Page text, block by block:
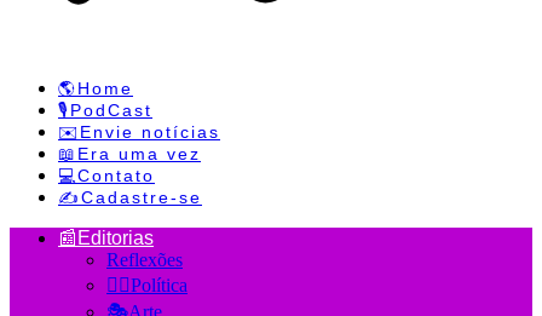
🌎Home
🎙️PodCast
✉️Envie notícias
📖Era uma vez
💻Contato
✍️Cadastre-se
📰Editorias
Reflexões
👨‍⚕️Política
🎭Arte